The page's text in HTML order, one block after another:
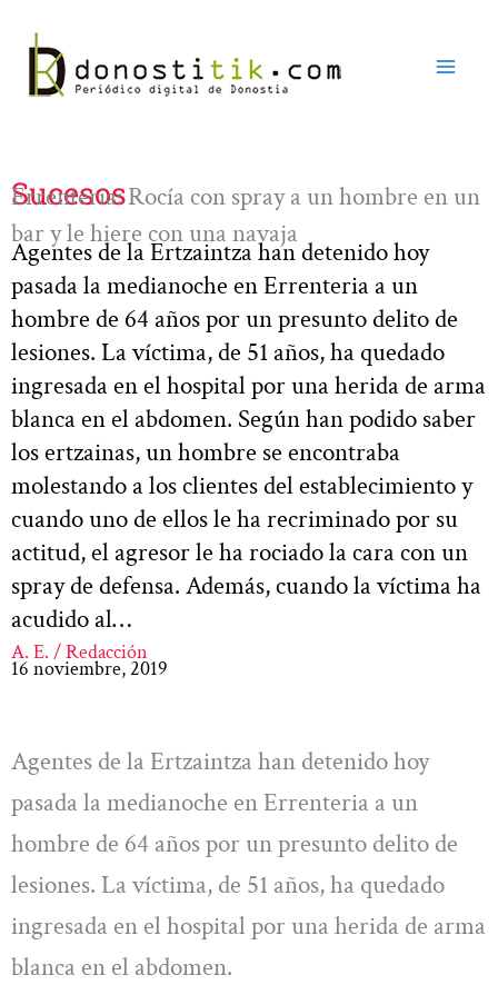
contenido
Sucesos
Errenteria: Rocía con spray a un hombre en un
bar y le hiere con una navaja
Agentes de la Ertzaintza han detenido hoy
pasada la medianoche en Errenteria a un
hombre de 64 años por un presunto delito de
lesiones. La víctima, de 51 años, ha quedado
ingresada en el hospital por una herida de arma
blanca en el abdomen. Según han podido saber
los ertzainas, un hombre se encontraba
molestando a los clientes del establecimiento y
cuando uno de ellos le ha recriminado por su
actitud, el agresor le ha rociado la cara con un
spray de defensa. Además, cuando la víctima ha
acudido al…
A. E. / Redacción
16 noviembre, 2019
Agentes de la Ertzaintza han detenido hoy
pasada la medianoche en Errenteria a un
hombre de 64 años por un presunto delito de
lesiones. La víctima, de 51 años, ha quedado
ingresada en el hospital por una herida de arma
blanca en el abdomen.